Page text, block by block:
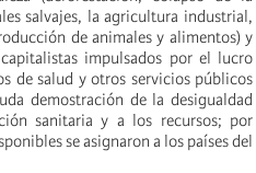
salvajes, la agricultura industrial,
de animales y alimentos) y
impulsados por el lucro
de salud y otros servicios públicos
demostración de la desigualdad
sanitaria y a los recursos; por
se asignaron a los países del